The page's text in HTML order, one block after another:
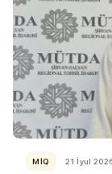
MİQ 21 İyul